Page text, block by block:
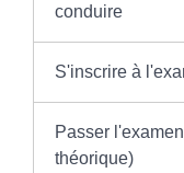
conduire
S'inscrire à
Passer
théorique)